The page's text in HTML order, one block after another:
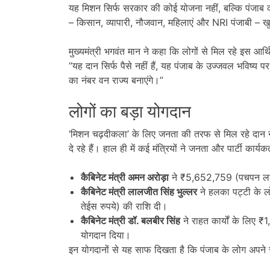
यह मिशन सिर्फ सरकार की कोई योजना नहीं, बल्कि पंजाब
– किसान, व्यापारी, नौजवान, महिलाएं और NRI पंजाबी
मुख्यमंत्री भगवंत मान ने कहा कि लोगों से मिल रहे इस
“यह दान सिर्फ पैसे नहीं हैं, यह पंजाब के उज्जवल भविष्य
का नंबर वन राज्य बनाएंगे।”
लोगों का बड़ा योगदान
‘मिशन चढ़दीकला’ के लिए जनता की तरफ से मिल रहे
दे रहे हैं। हाल ही में कई मंत्रियों ने जनता और पार्टी
कैबिनेट मंत्री अमन अरोड़ाने ₹5,652,759 (पचपन
कैबिनेट मंत्री लालजीत सिंह भुल्लरने हलका पट्टी के
तेईस रुपये) की राशि दी।
कैबिनेट मंत्री डॉ. बलबीर सिंहने राहत कार्यों के लिए
योगदान दिया।
इन योगदानों से यह साफ दिखता है कि पंजाब के लोग